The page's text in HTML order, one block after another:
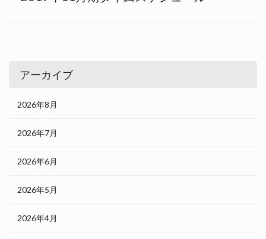
アーカイブ
2026年8月
2026年7月
2026年6月
2026年5月
2026年4月